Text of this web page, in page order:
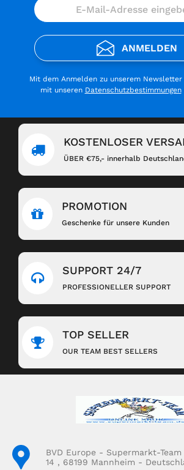
ANMELDEN
Mit dem Anmelden zu unserem
mit unseren Datenschutzbestimmungen
KOSTENLOSER
ÜBER €75,- innerhalb
PROMOTION
Geschenke für unsere Kunden
SUPPORT 24/7
PROFESSIONELLER SUPPORT
TOP SELLER
OUR TEAM BEST SELLERS
BVD Europe - Supermarkt-
14 , 68199 Mannheim -